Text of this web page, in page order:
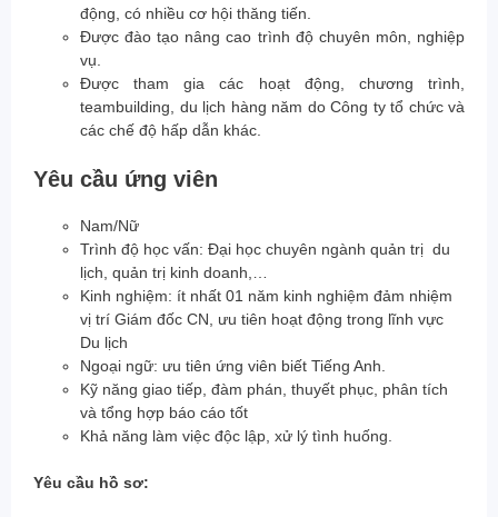
động, có nhiều cơ hội thăng tiến.
Được đào tạo nâng cao trình độ chuyên môn, nghiệp
vụ.
Được tham gia các hoạt động, chương trình,
teambuilding, du lịch hàng năm do Công ty tổ chức và
các chế độ hấp dẫn khác.
Yêu cầu ứng viên
Nam/Nữ
Trình độ học vấn: Đại học chuyên ngành quản trị du
lịch, quản trị kinh doanh,…
Kinh nghiệm: ít nhất 01 năm kinh nghiệm đảm nhiệm
vị trí Giám đốc CN, ưu tiên hoạt động trong lĩnh vực
Du lịch
Ngoại ngữ: ưu tiên ứng viên biết Tiếng Anh.
Kỹ năng giao tiếp, đàm phán, thuyết phục, phân tích
và tổng hợp báo cáo tốt
Khả năng làm việc độc lập, xử lý tình huống.
Yêu cầu hồ sơ: